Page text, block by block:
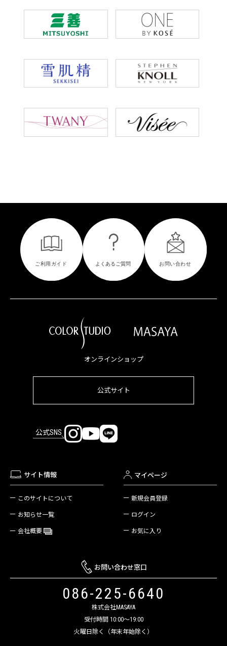
オンラインショップ
公式サイト
公式SNS
サイト情報
このサイトについて
お知らせ一覧
会社概要
マイページ
新規会員登録
ログイン
お気に入り
お問い合わせ窓口
086-225-6640
株式会社MASAYA
受付時間 10:00～19:00
火曜日除く（年末年始除く）